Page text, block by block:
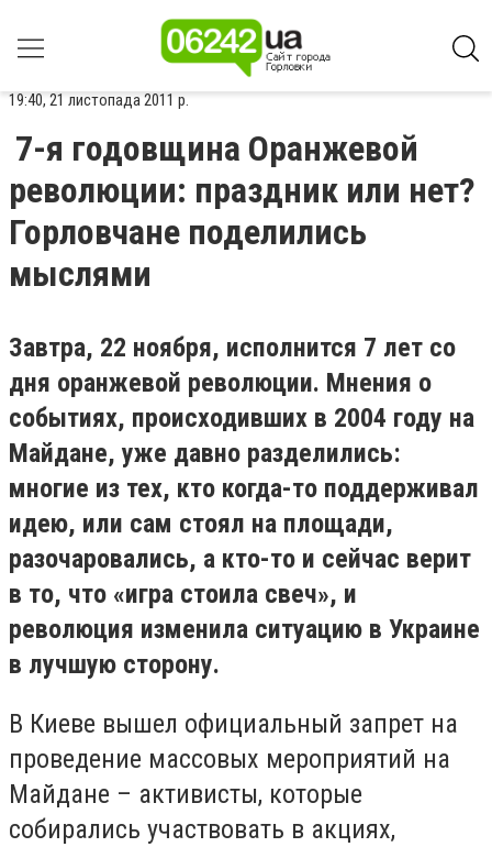
19:40, 21 листопада 2011 р.
7-я годовщина Оранжевой
революции: праздник или нет?
Горловчане поделились
мыслями
Завтра, 22 ноября, исполнится 7 лет со
дня оранжевой революции. Мнения о
событиях, происходивших в 2004 году на
Майдане, уже давно разделились:
многие из тех, кто когда-то поддерживал
идею, или сам стоял на площади,
разочаровались, а кто-то и сейчас верит
в то, что «игра стоила свеч», и
революция изменила ситуацию в Украине
в лучшую сторону.
В Киеве вышел официальный запрет на
проведение массовых мероприятий на
Майдане – активисты, которые
собирались участвовать в акциях,